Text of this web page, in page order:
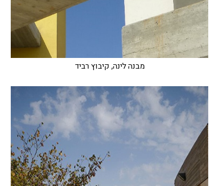
מבנה לינה, קיבוץ רביד